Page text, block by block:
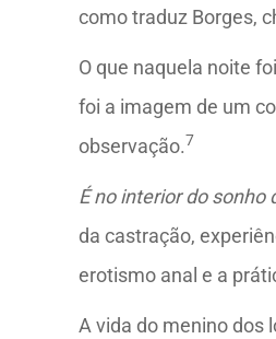
como traduz Borges,
O que naquela noite
foi a imagem de um
observação.7
É no interior do sonho
da castração,
erotismo anal e a
A vida do menino dos